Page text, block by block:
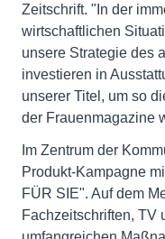
Zeitschrift. "In der
wirtschaftlichen
unsere Strategie des
investieren in
unserer Titel, um so
der Frauenmagazine
Im Zentrum der
Produkt-Kampagne
FÜR SIE". Auf dem
Fachzeitschriften, TV